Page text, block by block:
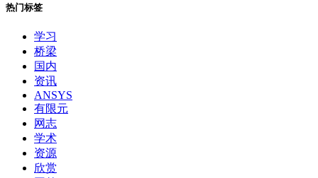
热门标签
学习
桥梁
国内
资讯
ANSYS
有限元
网志
学术
资源
欣赏